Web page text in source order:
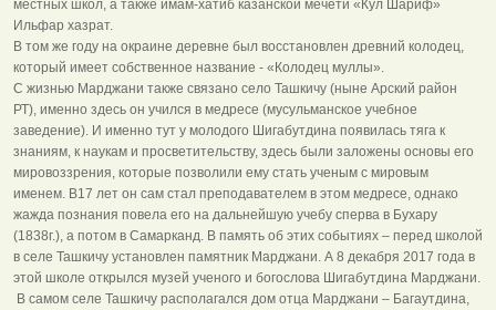
местных школ, а также имам-хатиб казанской мечети «Кул Шариф»
Ильфар хазрат.
В том же году на окраине деревне был восстановлен древний колодец,
который имеет собственное название - «Колодец муллы».
С жизнью Марджани также связано село Ташкичу (ныне Арский район
РТ), именно здесь он учился в медресе (мусульманское учебное
заведение). И именно тут у молодого Шигабутдина появилась тяга к
знаниям, к наукам и просветительству, здесь были заложены основы его
мировоззрения, которые позволили ему стать ученым с мировым
именем. В17 лет он сам стал преподавателем в этом медресе, однако
жажда познания повела его на дальнейшую учебу сперва в Бухару
(1838г.), а потом в Самарканд. В память об этих событиях – перед школой
в селе Ташкичу установлен памятник Марджани. А 8 декабря 2017 года в
этой школе открылся музей ученого и богослова Шигабутдина Марджани.
В самом селе Ташкичу располагался дом отца Марджани – Багаутдина,